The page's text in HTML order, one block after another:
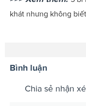
khát nhưng không
Bình luận
Chia sẻ nhận